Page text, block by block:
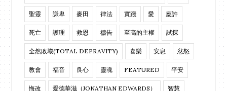
聖靈 謙卑 麥田 律法 實踐 愛 應許
死亡 護理 救恩 禱告 至高的主權 試探
全然敗壞(TOTAL DEPRAVITY) 喜樂 安息 忿怒
教會 福音 良心 靈魂 FEATURED 平安
悔改 愛德華滋（JONATHAN EDWARDS） 智慧